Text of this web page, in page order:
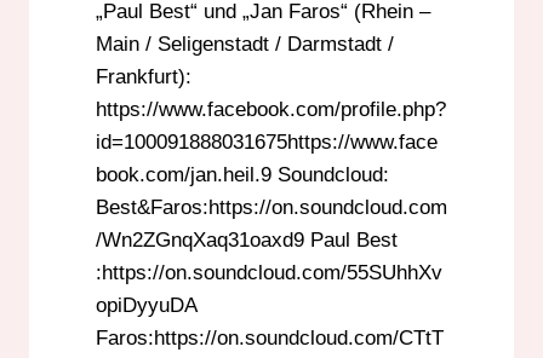
„Paul Best“ und „Jan Faros“ (Rhein –
Main / Seligenstadt / Darmstadt /
Frankfurt):
https://www.facebook.com/profile.php?
id=100091888031675https://www.face
book.com/jan.heil.9 Soundcloud:
Best&Faros:https://on.soundcloud.com
/Wn2ZGnqXaq31oaxd9 Paul Best
:https://on.soundcloud.com/55SUhhXv
opiDyyuDA
Faros:https://on.soundcloud.com/CTtT